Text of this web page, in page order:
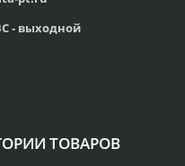
- выходной
ТОВАРОВ